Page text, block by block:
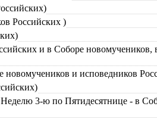
Российских )
и в Соборе новомучеников,
и исповедников
3-ю по Пятидесятнице - в